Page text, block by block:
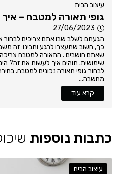
עיצוב הבית
גופי תאורה למטבח – איך
27/06/2023
הגעתם לשלב שבו אתם צריכים
כך, חשוב שתעצרו לרגע ותבינו: זה
שאתם חושבים . התאורה למטבח צריכה
שימושית. תוהים איך לעשות את זה?
לבחור גופי תאורה נכונים למטבח.
מחשבה...
קרא עוד
כתבות נוספות
עיצוב הבית